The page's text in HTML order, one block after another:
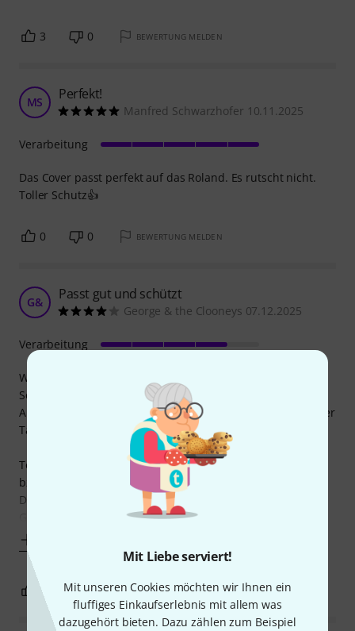
Mit Liebe serviert!
Mit unseren Cookies möchten wir Ihnen ein
fluffiges Einkaufserlebnis mit allem was
dazugehört bieten. Dazu zählen zum Beispiel
3 0 BEWERTUNG MELDEN
MS Perfekt!
Manfred Schwarzhofer 10.11.2025
Das Cover passt perfekt auf das Roland. Es rutscht nicht.
Toller Schutz👍
Verarbeitung
0 0 BEWERTUNG MELDEN
G& Passt gut und schützt
George & the Clooneys 07.12.2025
Wie gesagt, das Teil passt wie angegossen, und bietet
Schutz gegen Staub.
Außerdem bietet es zusätzlichen Schutz beim Transport der
Tasche, gerade für die Bedienelemente.
Toll wäre, wenn man diese Haube irgendwie teilen könnte
bzw. wenn es eine kleinere Haube gäbe, die ausschließlich
Display und Bedienelemente bedeckt, sodass man nicht
Verarbeitung
0 0 BEWERTUNG MELDEN